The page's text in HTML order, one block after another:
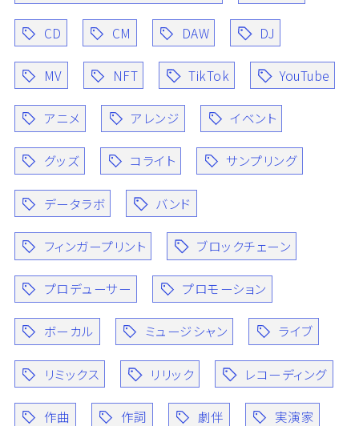
CD CM DAW DJ
MV NFT TikTok YouTube
アニメ アレンジ イベント
グッズ コライト サンプリング
データラボ バンド
フィンガープリント ブロックチェーン
プロデューサー プロモーション
ボーカル ミュージシャン ライブ
リミックス リリック レコーディング
作曲 作詞 劇伴 実演家